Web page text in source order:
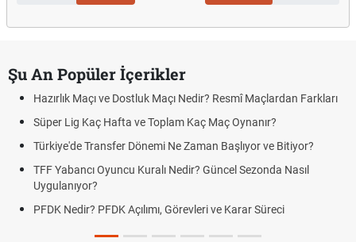
Şu An Popüler İçerikler
Hazırlık Maçı ve Dostluk Maçı Nedir? Resmî Maçlardan Farkları
Süper Lig Kaç Hafta ve Toplam Kaç Maç Oynanır?
Türkiye'de Transfer Dönemi Ne Zaman Başlıyor ve Bitiyor?
TFF Yabancı Oyuncu Kuralı Nedir? Güncel Sezonda Nasıl
Uygulanıyor?
PFDK Nedir? PFDK Açılımı, Görevleri ve Karar Süreci